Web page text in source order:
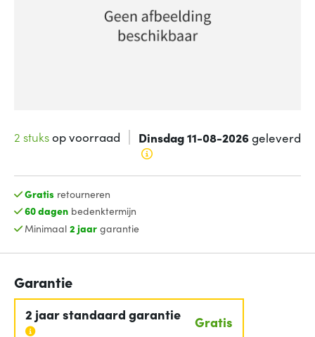
2 stuksop voorraad Dinsdag 11-08-2026geleverd
Gratis retourneren
60 dagenbedenktermijn
Minimaal 2 jaargarantie
Garantie
2 jaar standaard garantie Gratis